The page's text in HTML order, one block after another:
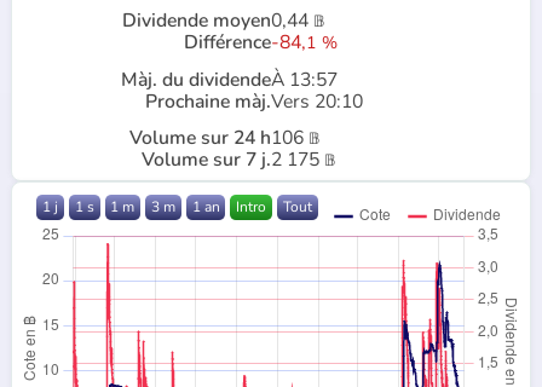
Dividende moyen0,44 𝔹
Différence-84,1 %
Màj. du dividendeÀ 13:57
Prochaine màj.Vers 20:10
Volume sur 24 h106 𝔹
Volume sur 7 j.2 175 𝔹
1 j 1 s 1 m 3 m 1 an Intro Tout